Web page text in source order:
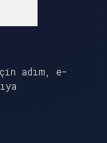
adım, e-